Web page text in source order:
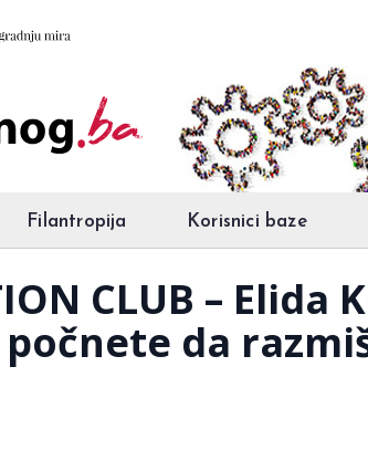
Filantropija Korisnici baze
CLUB –
da